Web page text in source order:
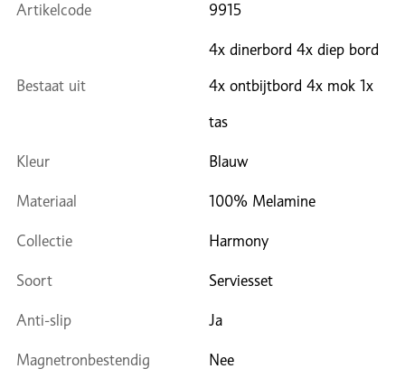
Artikelcode 9915
Bestaat uit
4x dinerbord 4x diep bord
4x ontbijtbord 4x mok 1x
tas
Kleur Blauw
Materiaal 100% Melamine
Collectie Harmony
Soort Serviesset
Anti-slip Ja
Magnetronbestendig Nee